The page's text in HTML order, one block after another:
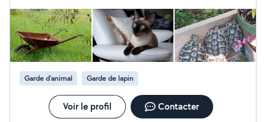
laissant mon appartement pour la garde de mon petit chat
Simba et j’ ai été plus que satisfait !! Je recommande Martine
sérieusement ! Encore merci beaucoup ☺️
Garde d’animal Garde de lapin
Voir le profil Contacter